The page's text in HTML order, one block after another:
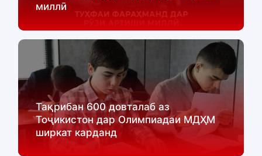
миллӣ
Тақрибан 600 довталаб аз
Тоҷикистон дар Олимпиадаи МДҲМ
ширкат карданд